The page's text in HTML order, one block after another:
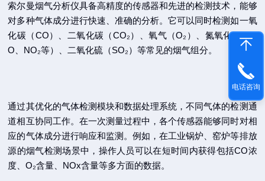
索尔曼烟气分析仪具备高精度的传感器和先进的检测技术，能够
对多种气体成分进行快速、准确的分析。它可以同时检测如一氧
化碳（CO）、二氧化碳（CO₂）、氧气（O₂）、氮氧化物（N
O、NO₂等）、二氧化硫（SO₂）等常见的烟气组分。
通过其优化的气体检测模块和数据处理系统，不同气体的检测通
道相互协同工作。在一次测量过程中，各个传感器能够同时对相
应的气体成分进行响应和监测。例如，在工业锅炉、窑炉等排放
源的烟气检测场景中，操作人员可以在短时间内获得包括CO浓
度、O₂含量、NOx含量等多方面的数据。
电话咨询